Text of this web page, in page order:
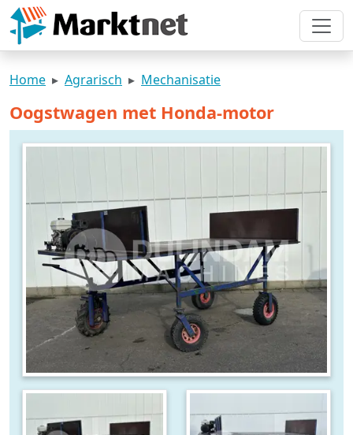
Home Agrarisch Mechanisatie
Oogstwagen met Honda-motor